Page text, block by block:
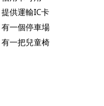
提供運輸IC卡
有一個停車場
有一把兒童椅